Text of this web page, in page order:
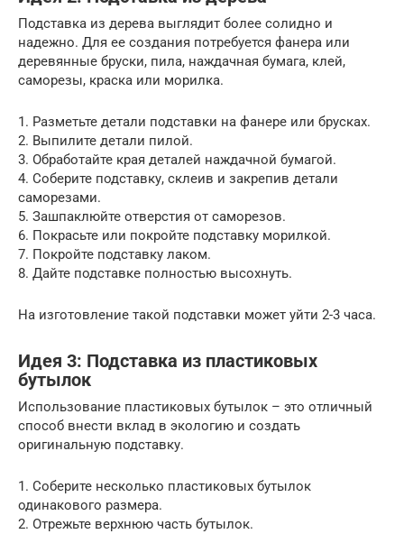
Подставка из дерева выглядит более солидно и
надежно. Для ее создания потребуется фанера или
деревянные бруски, пила, наждачная бумага, клей,
саморезы, краска или морилка.
1. Разметьте детали подставки на фанере или брусках.
2. Выпилите детали пилой.
3. Обработайте края деталей наждачной бумагой.
4. Соберите подставку, склеив и закрепив детали
саморезами.
5. Зашпаклюйте отверстия от саморезов.
6. Покрасьте или покройте подставку морилкой.
7. Покройте подставку лаком.
8. Дайте подставке полностью высохнуть.
На изготовление такой подставки может уйти 2-3 часа.
Идея 3: Подставка из пластиковых
бутылок
Использование пластиковых бутылок – это отличный
способ внести вклад в экологию и создать
оригинальную подставку.
1. Соберите несколько пластиковых бутылок
одинакового размера.
2. Отрежьте верхнюю часть бутылок.